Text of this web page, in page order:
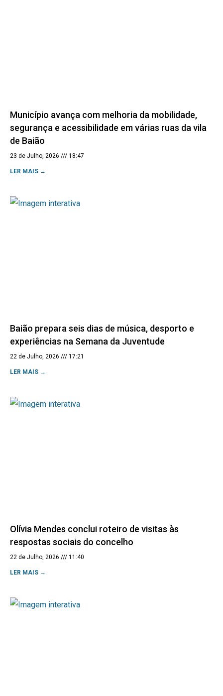
Município avança com melhoria da mobilidade,
segurança e acessibilidade em várias ruas da vila
de Baião
23 de Julho, 2026 18:47
LER MAIS →
Baião prepara seis dias de música, desporto e
experiências na Semana da Juventude
22 de Julho, 2026 17:21
LER MAIS →
Olívia Mendes conclui roteiro de visitas às
respostas sociais do concelho
22 de Julho, 2026 11:40
LER MAIS →